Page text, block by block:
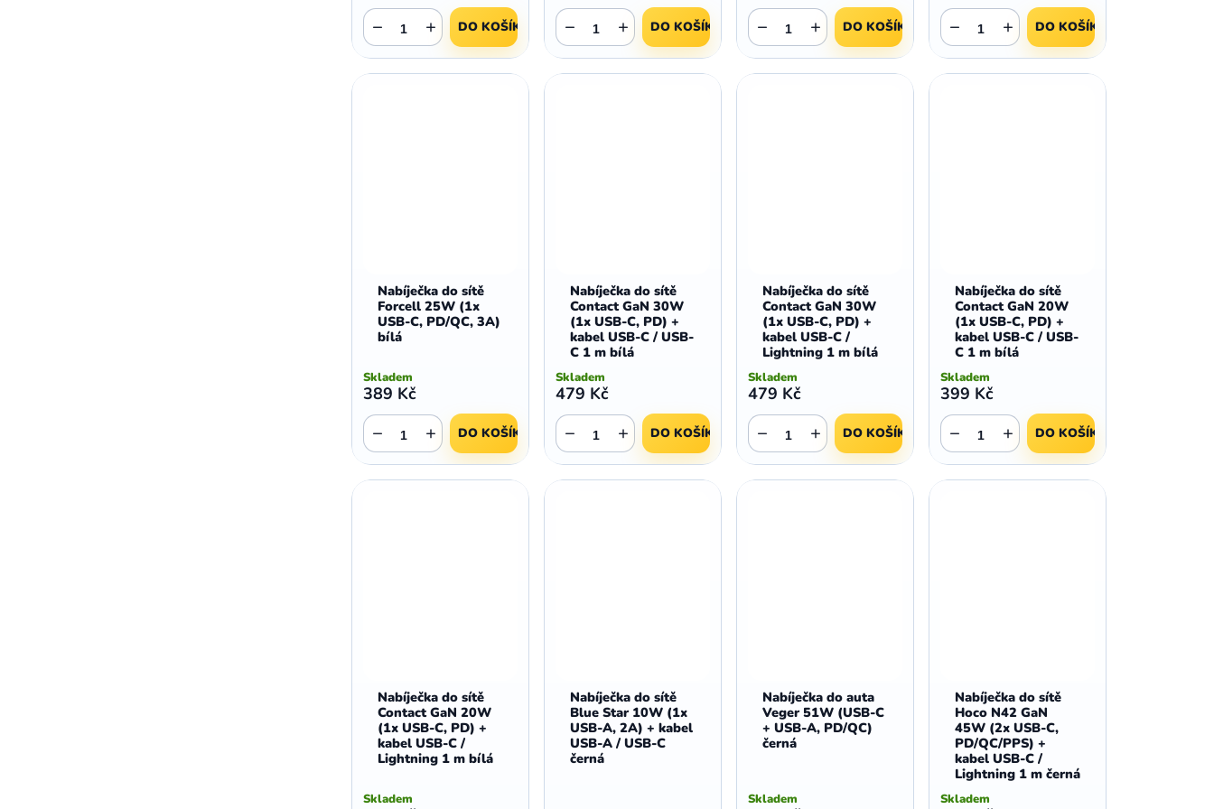
+
− DO KOŠÍKU +
− DO KOŠÍKU +
− DO KOŠÍKU +
− DO KOŠÍKU
Nabíječka do sítě
Forcell 25W (1x
USB-C, PD/QC, 3A)
bílá
Skladem
389 Kč
+
− DO KOŠÍKU
Nabíječka do sítě
Contact GaN 30W
(1x USB-C, PD) +
kabel USB-C / USB-
C 1 m bílá
Skladem
479 Kč
+
− DO KOŠÍKU
Nabíječka do sítě
Contact GaN 30W
(1x USB-C, PD) +
kabel USB-C /
Lightning 1 m bílá
Skladem
479 Kč
+
− DO KOŠÍKU
Nabíječka do sítě
Contact GaN 20W
(1x USB-C, PD) +
kabel USB-C / USB-
C 1 m bílá
Skladem
399 Kč
+
− DO KOŠÍKU
Nabíječka do sítě
Contact GaN 20W
(1x USB-C, PD) +
kabel USB-C /
Lightning 1 m bílá
Skladem
Nabíječka do sítě
Blue Star 10W (1x
USB-A, 2A) + kabel
USB-A / USB-C
černá
Nabíječka do auta
Veger 51W (USB-C
+ USB-A, PD/QC)
černá
Skladem
Nabíječka do sítě
Hoco N42 GaN
45W (2x USB-C,
PD/QC/PPS) +
kabel USB-C /
Lightning 1 m černá
Skladem